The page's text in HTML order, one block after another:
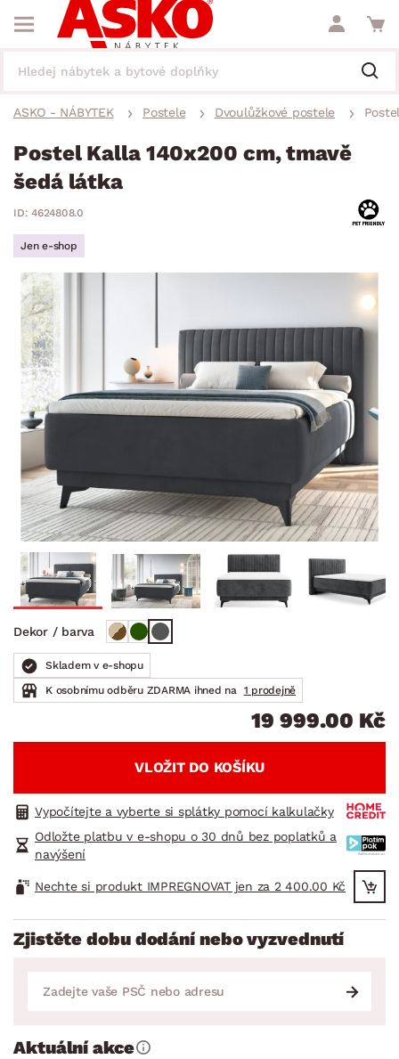
ASKO - NÁBYTEK Postele Dvoulůžkové postele
Postel Kalla 140x200 cm, tmavě
šedá látka
ID: 4624808.0
Jen e-shop
Dekor / barva
Skladem v e-shopu
K osobnímu odběru ZDARMA ihned na
1 prodejně
19 999.00 Kč
VLOŽIT DO KOŠÍKU
Vypočítejte a vyberte si splátky pomocí kalkulačky
Odložte platbu v e-shopu o 30 dnů bez poplatků a
navýšení
Nechte si produkt IMPREGNOVAT jen za 2 400.00 Kč
Zjistěte dobu dodání nebo vyzvednutí
Aktuální akce